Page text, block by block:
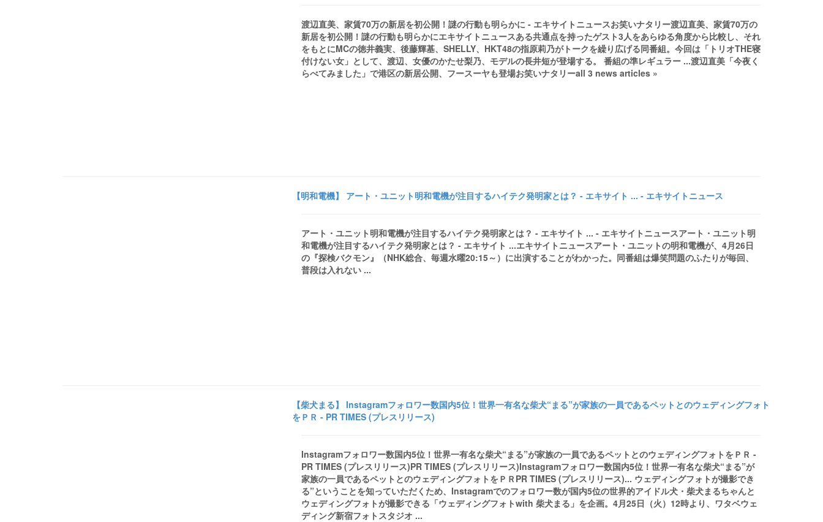
渡辺直美、家賃70万の新居を初公開！謎の行動も明らかに - エキサイトニュースお笑いナタリー渡辺直美、家賃70万の
新居を初公開！謎の行動も明らかにエキサイトニュースある共通点を持ったゲスト3人をあらゆる角度から比較し、それ
をもとにMCの徳井義実、後藤輝基、SHELLY、HKT48の指原莉乃がトークを繰り広げる同番組。今回は「トリオTHE寝
付けない女」として、渡辺、女優のかたせ梨乃、モデルの長井短が登場する。 番組の準レギュラー ...渡辺直美「今夜く
らべてみました」で港区の新居公開、フースーヤも登場お笑いナタリーall 3 news articles »
【明和電機】 アート・ユニット明和電機が注目するハイテク発明家とは？ - エキサイト ... - エキサイトニュース
アート・ユニット明和電機が注目するハイテク発明家とは？ - エキサイト ... - エキサイトニュースアート・ユニット明
和電機が注目するハイテク発明家とは？ - エキサイト ...エキサイトニュースアート・ユニットの明和電機が、4月26日
の『探検バクモン』（NHK総合、毎週水曜20:15～）に出演することがわかった。同番組は爆笑問題のふたりが毎回、
普段は入れない ...
【柴犬まる】 Instagramフォロワー数国内5位！世界一有名な柴犬“まる”が家族の一員であるペットとのウェディングフォト
をＰＲ - PR TIMES (プレスリリース)
Instagramフォロワー数国内5位！世界一有名な柴犬“まる”が家族の一員であるペットとのウェディングフォトをＰＲ -
PR TIMES (プレスリリース)PR TIMES (プレスリリース)Instagramフォロワー数国内5位！世界一有名な柴犬“まる”が
家族の一員であるペットとのウェディングフォトをＰＲPR TIMES (プレスリリース)... ウェディングフォトが撮影でき
る”ということを知っていただくため、Instagramでのフォロワー数が国内5位の世界的アイドル犬・柴犬まるちゃんと
ウェディングフォトが撮影できる「ウェディングフォトwith 柴犬まる」を企画。4月25日（火）12時より、ワタベウェ
ディング新宿フォトスタジオ ...